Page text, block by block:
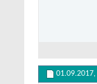
01.09.2017,